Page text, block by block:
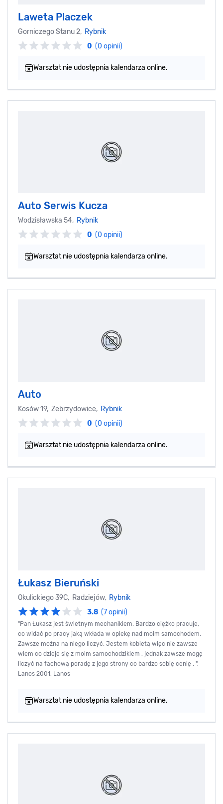
Laweta Placzek
Gorniczego Stanu 2, Rybnik
0 (0 opinii)
Warsztat nie udostępnia kalendarza online.
Auto Serwis Kucza
Wodzisławska 54, Rybnik
0 (0 opinii)
Warsztat nie udostępnia kalendarza online.
Auto
Kosów 19, Zebrzydowice, Rybnik
0 (0 opinii)
Warsztat nie udostępnia kalendarza online.
Łukasz Bieruński
Okulickiego 39C, Radziejów, Rybnik
3.8 (7 opinii)
"Pan Łukasz jest świetnym mechanikiem. Bardzo ciężko pracuje,
co widać po pracy jaką wkłada w opiekę nad moim samochodem.
Zawsze można na niego liczyć. Jestem kobietą więc nie zawsze
wiem co dzieje się z moim samochodzikiem , jednak zawsze mogę
liczyć na fachową poradę z jego strony co bardzo sobię cenię . ",
Lanos 2001, Lanos
Warsztat nie udostępnia kalendarza online.